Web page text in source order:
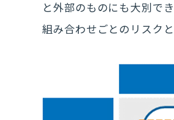
と外部のものにも大別でき
組み合わせごとのリスク